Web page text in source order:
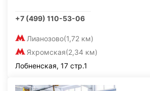
+7 (499) 110-53-06
Лианозово(1,72 км)
Яхромская(2,34 км)
Лобненская, 17 стр.1